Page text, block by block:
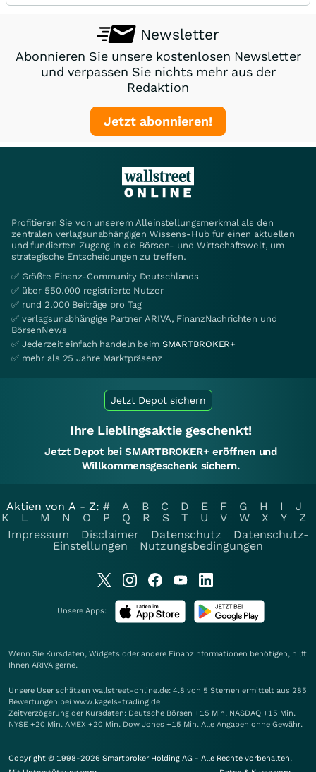
Newsletter
Abonnieren Sie unsere kostenlosen Newsletter
und verpassen Sie nichts mehr aus der
Redaktion
Jetzt abonnieren!
Profitieren Sie von unserem Alleinstellungsmerkmal als den
zentralen verlagsunabhängigen Wissens-Hub für einen aktuellen
und fundierten Zugang in die Börsen- und Wirtschaftswelt, um
strategische Entscheidungen zu treffen.
✅ Größte Finanz-Community Deutschlands
✅ über 550.000 registrierte Nutzer
✅ rund 2.000 Beiträge pro Tag
✅ verlagsunabhängige Partner ARIVA, FinanzNachrichten und
BörsenNews
✅ Jederzeit einfach handeln beim SMARTBROKER+
✅ mehr als 25 Jahre Marktpräsenz
Jetzt Depot sichern
Ihre Lieblingsaktie geschenkt!
Jetzt Depot bei SMARTBROKER+ eröffnen und
Willkommensgeschenk sichern.
Aktien von A - Z: # A B C D E F G H I
J
K
L M N O P Q R S T U V W X Y
Z
Impressum
Disclaimer Datenschutz
Datenschutz-
Einstellungen
Nutzungsbedingungen
Unsere Apps:
Wenn Sie Kursdaten, Widgets oder andere Finanzinformationen benötigen, hilft
Ihnen ARIVA gerne.
Unsere User schätzen wallstreet-online.de: 4.8 von 5 Sternen ermittelt aus 285
Bewertungen bei www.kagels-trading.de
Zeitverzögerung der Kursdaten: Deutsche Börsen +15 Min. NASDAQ +15 Min.
NYSE +20 Min. AMEX +20 Min. Dow Jones +15 Min. Alle Angaben ohne Gewähr.
Copyright © 1998-2026 Smartbroker Holding AG - Alle Rechte vorbehalten.